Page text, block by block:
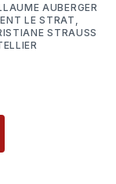
AUBERGER
LE STRAT
STRAUSS